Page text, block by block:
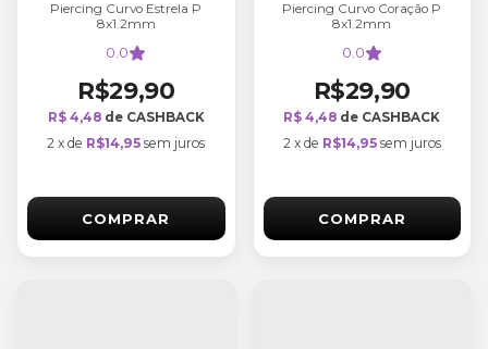
Piercing Curvo Estrela P
8x1.2mm
0.0
R$29,90
R$ 4,48de CASHBACK
2 xde R$14,95 sem juros
COMPRAR
Piercing Curvo Coração P
8x1.2mm
0.0
R$29,90
R$ 4,48 de CASHBACK
2 x de R$14,95 sem juros
COMPRAR